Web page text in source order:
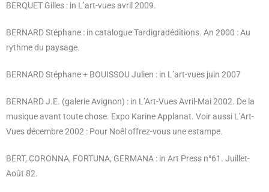
BERQUET Gilles : in L’art-vues avril 2009.
BERNARD Stéphane : in catalogue Tardigradéditions. An 2000 : Au
rythme du paysage.
BERNARD Stéphane + BOUISSOU Julien : in L’art-vues juin 2007
BERNARD J.E. (galerie Avignon) : in L’Art-Vues Avril-Mai 2002. De la
musique avant toute chose. Expo Karine Applanat. Voir aussi L’Art-
Vues décembre 2002 : Pour Noêl offrez-vous une estampe.
BERT, CORONNA, FORTUNA, GERMANA : in Art Press n°61. Juillet-
Août 82.